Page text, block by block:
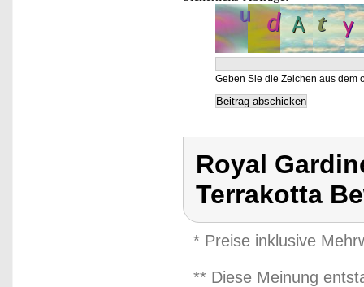
Geben Sie die Zeichen aus dem
Royal
Terrakotta
* Preise inklusive
** Diese Meinung